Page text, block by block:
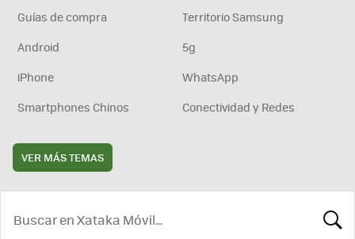
Guías de compra
Territorio Samsung
Android
5g
iPhone
WhatsApp
Smartphones Chinos
Conectividad y Redes
VER MÁS TEMAS